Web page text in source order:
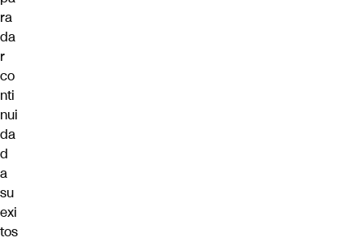
ra
da
r
co
nti
nui
da
d
a
su
exi
tos